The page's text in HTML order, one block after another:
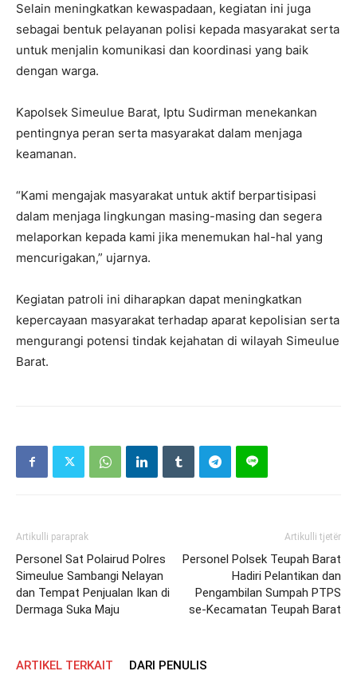
Selain meningkatkan kewaspadaan, kegiatan ini juga
sebagai bentuk pelayanan polisi kepada masyarakat serta
untuk menjalin komunikasi dan koordinasi yang baik
dengan warga.
Kapolsek Simeulue Barat, Iptu Sudirman menekankan
pentingnya peran serta masyarakat dalam menjaga
keamanan.
“Kami mengajak masyarakat untuk aktif berpartisipasi
dalam menjaga lingkungan masing-masing dan segera
melaporkan kepada kami jika menemukan hal-hal yang
mencurigakan,” ujarnya.
Kegiatan patroli ini diharapkan dapat meningkatkan
kepercayaan masyarakat terhadap aparat kepolisian serta
mengurangi potensi tindak kejahatan di wilayah Simeulue
Barat.
Artikulli paraprak
Personel Sat Polairud Polres
Simeulue Sambangi Nelayan
dan Tempat Penjualan Ikan di
Dermaga Suka Maju
Artikulli tjetër
Personel Polsek Teupah Barat
Hadiri Pelantikan dan
Pengambilan Sumpah PTPS
se-Kecamatan Teupah Barat
ARTIKEL TERKAIT DARI PENULIS